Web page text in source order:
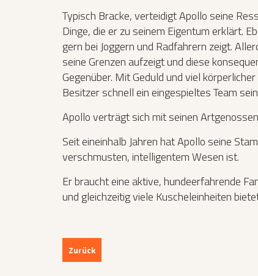
Typisch Bracke, verteidigt Apollo seine
Dinge, die er zu seinem Eigentum erklärt.
gern bei Joggern und Radfahrern zeigt.
seine Grenzen aufzeigt und diese
Gegenüber. Mit Geduld und viel
Besitzer schnell ein eingespieltes Team
Apollo verträgt sich mit seinen
Seit eineinhalb Jahren hat Apollo seine
verschmusten, intelligentem Wesen ist.
Er braucht eine aktive, hundeerfahrende
und gleichzeitig viele Kuscheleinheiten
Zurück